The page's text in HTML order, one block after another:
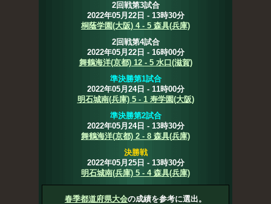
2回戦第3試合
2022年05月22日 - 13時30分
桐蔭学園(大阪) 4 - 5 森具(兵庫)
2回戦第4試合
2022年05月22日 - 16時00分
舞鶴海洋(京都) 12 - 5 水口(滋賀)
準決勝第1試合
2022年05月24日 - 11時00分
明石城南(兵庫) 5 - 1 寿学園(大阪)
準決勝第2試合
2022年05月24日 - 13時30分
舞鶴海洋(京都) 2 - 8 森具(兵庫)
決勝戦
2022年05月25日 - 13時30分
明石城南(兵庫) 5 - 4 森具(兵庫)
春季都道府県大会の成績を参考に選出。